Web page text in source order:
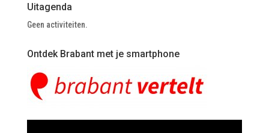
Uitagenda
Geen activiteiten.
Ontdek Brabant met je smartphone